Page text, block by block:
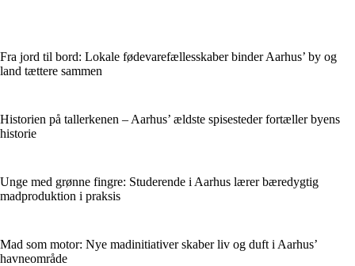
Fra jord til bord: Lokale fødevarefællesskaber binder Aarhus’ by og
land tættere sammen
Historien på tallerkenen – Aarhus’ ældste spisesteder fortæller byens
historie
Unge med grønne fingre: Studerende i Aarhus lærer bæredygtig
madproduktion i praksis
Mad som motor: Nye madinitiativer skaber liv og duft i Aarhus’
havneområde